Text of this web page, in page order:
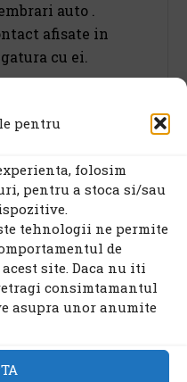
pentru
folosim
pentru a stoca si/sau
tehnologii ne permite
de
site. Daca nu iti
consimtamantul
asupra unor anumite
auto .
afisate in
cu ei.
auto in site?
auto inscrise in
sunt